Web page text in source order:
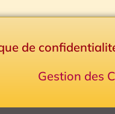
de
Gestion des